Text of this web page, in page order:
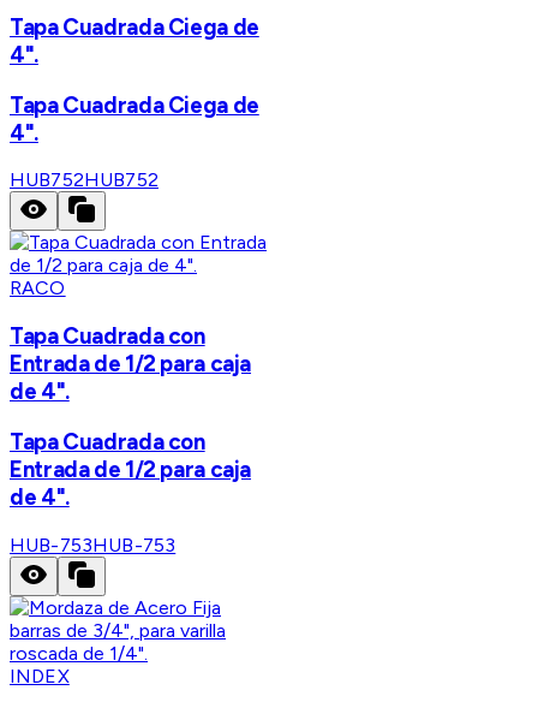
Tapa Cuadrada Ciega de
4".
Tapa Cuadrada Ciega de
4".
HUB752HUB752
RACO
Tapa Cuadrada con
Entrada de 1/2 para caja
de 4".
Tapa Cuadrada con
Entrada de 1/2 para caja
de 4".
HUB-753HUB-753
INDEX